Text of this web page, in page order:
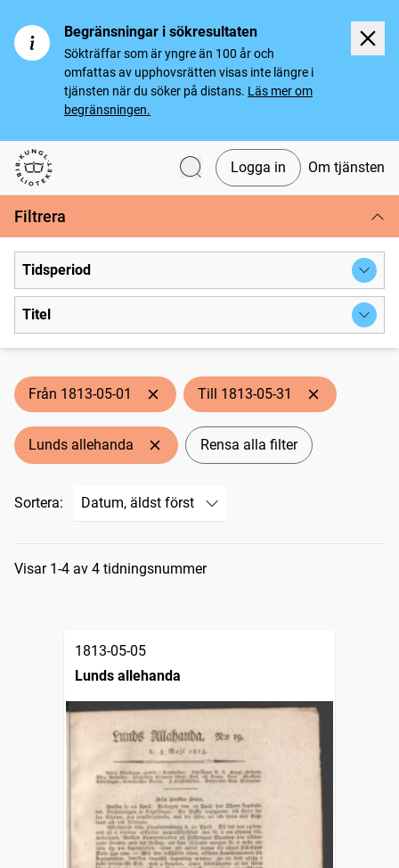
Begränsningar i sökresultaten
Sökträffar som är yngre än 100 år och
omfattas av upphovsrätten visas inte längre i
tjänsten när du söker på distans. Läs mer om
begränsningen.
Svenska tidningar
Logga in Om tjänsten
Filtrera
Tidsperiod
Titel
Från 1813-05-01 Till 1813-05-31
Lunds allehanda Rensa alla filter
Sortera:
Sökresultat
Visar 1-4 av 4 tidningsnummer
1813-05-05
Lunds allehanda